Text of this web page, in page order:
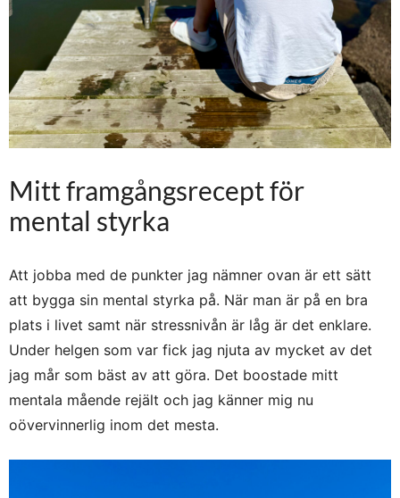
Mitt framgångsrecept för
mental styrka
Att jobba med de punkter jag nämner ovan är ett sätt
att bygga sin mental styrka på. När man är på en bra
plats i livet samt när stressnivån är låg är det enklare.
Under helgen som var fick jag njuta av mycket av det
jag mår som bäst av att göra. Det boostade mitt
mentala mående rejält och jag känner mig nu
oövervinnerlig inom det mesta.